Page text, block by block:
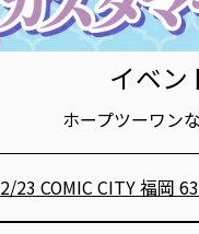
イベン
ホープツーワン
2/23 COMIC CITY 福岡 63